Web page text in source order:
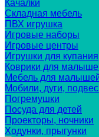
Качалки
Складная мебель
ПВХ игрушка
Игровые наборы
Игровые центры
Игрушки для купания
Коврики для
Мебель для
Мобили, дуги,
Погремушки
Посуда для детей
Проекторы, ночники
Ходунки, прыгунки